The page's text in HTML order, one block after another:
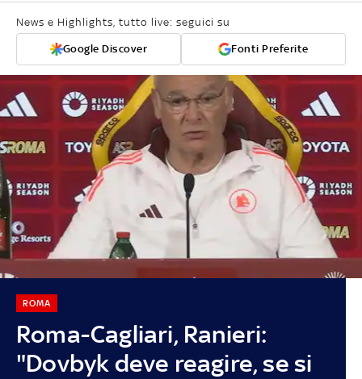
News e Highlights, tutto live: seguici su
Google Discover Fonti Preferite
Roma-Cagliari, Ranieri:
"Dovbyk deve reagire, se si
ROMA